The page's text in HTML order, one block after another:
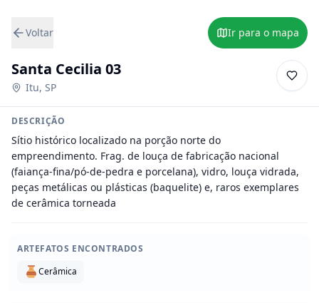
Voltar Ir para o mapa
Santa Cecilia 03
Itu, SP
DESCRIÇÃO
Sítio histórico localizado na porção norte do
empreendimento. Frag. de louça de fabricação nacional
(faiança-fina/pó-de-pedra e porcelana), vidro, louça vidrada,
peças metálicas ou plásticas (baquelite) e, raros exemplares
de cerâmica torneada
ARTEFATOS ENCONTRADOS
Cerâmica